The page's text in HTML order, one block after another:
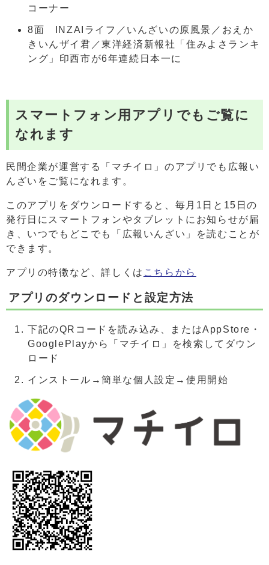
コーナー
8面 INZAIライフ／いんざいの原風景／おえか
きいんザイ君／東洋経済新報社「住みよさランキ
ング」印西市が6年連続日本一に
スマートフォン用アプリでもご覧に
なれます
民間企業が運営する「マチイロ」のアプリでも広報い
んざいをご覧になれます。
このアプリをダウンロードすると、毎月1日と15日の
発行日にスマートフォンやタブレットにお知らせが届
き、いつでもどこでも「広報いんざい」を読むことが
できます。
アプリの特徴など、詳しくは こちらから
アプリのダウンロードと設定方法
下記のQRコードを読み込み、またはAppStore・
GooglePlayから「マチイロ」を検索してダウン
ロード
インストール→簡単な個人設定→使用開始